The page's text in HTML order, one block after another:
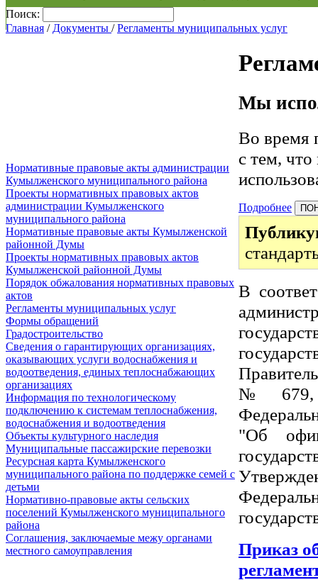
Обращения
Поиск:
Главная / Документы /Регламенты муниципальных услуг
Нормативные правовые акты администрации
Кумылженского муниципального района
Проекты нормативных правовых актов
администрации Кумылженского
муниципального района
Нормативные правовые акты Кумылженской
районной Думы
Проекты нормативных правовых актов
Кумылженской районной Думы
Порядок обжалования нормативных правовых
актов
Регламенты муниципальных услуг
Формы обращений
Градостроительство
Сведения о гарантирующих организациях,
оказывающих услуги водоснабжения и
водоотведения, единых теплоснабжающих
организациях
Информация по технологическому
подключению к системам теплоснабжения,
водоснабжения и водоотведения
Объекты культурного наследия
Муниципальные пассажирские перевозки
Ресурсная карта Кумылженского
муниципального района по поддержке семей с
детьми
Нормативно-правовые акты сельских
поселений Кумылженского муниципального
района
Соглашения, заключаемые межу органами
местного самоуправления
Мы
Во время
с тем,
Подробнее
В
№ 679,
"Об
Приказ